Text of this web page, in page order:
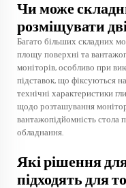
Чи може
розміщувати
Багато більших складних
площу поверхні та
моніторів, особливо при
підставок, що фіксуються
технічні характеристики
щодо розташування
вантажопідйомність стола
обладнання.
Які рішення
підходять для